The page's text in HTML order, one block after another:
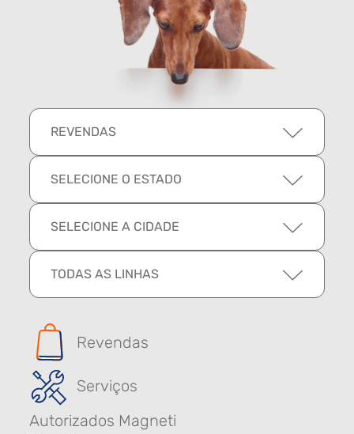
REVENDAS
SELECIONE O ESTADO
SELECIONE A CIDADE
TODAS AS LINHAS
Revendas
Serviços
Autorizados Magneti